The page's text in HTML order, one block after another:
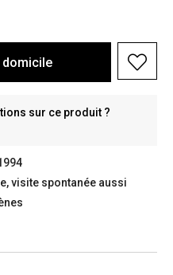
domicile
sur ce produit ?
visite spontanée aussi